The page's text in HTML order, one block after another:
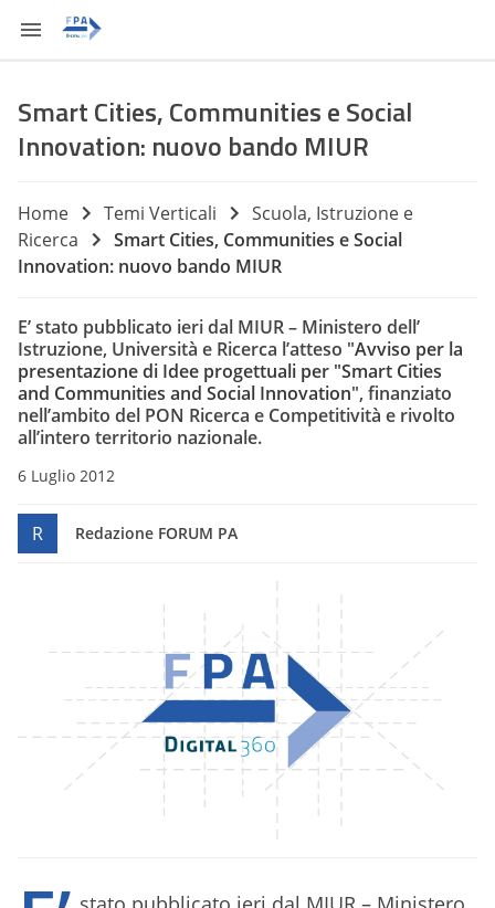
Smart Cities, Communities e Social
Innovation: nuovo bando MIUR
Home Temi Verticali
Scuola, Istruzione e
Ricerca
Smart Cities, Communities e Social
Innovation: nuovo bando MIUR
E’ stato pubblicato ieri dal MIUR – Ministero dell’
Istruzione, Università e Ricerca l’atteso "Avviso per la
presentazione di Idee progettuali per "Smart Cities
and Communities and Social Innovation", finanziato
nell’ambito del PON Ricerca e Competitività e rivolto
all’intero territorio nazionale.
6 Luglio 2012
R Redazione FORUM PA